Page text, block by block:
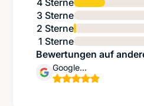
4 Sterne
3 Sterne
2 Sterne
1 Sterne
Bewertungen auf
Google
Unternehmensprofil